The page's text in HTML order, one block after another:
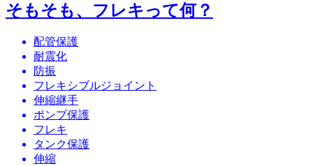
そもそも、フレキって何？
配管保護
耐震化
防振
フレキシブルジョイント
伸縮継手
ポンプ保護
フレキ
タンク保護
伸縮